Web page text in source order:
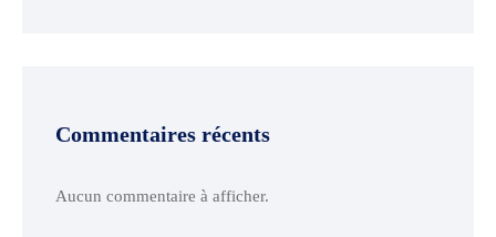
Commentaires récents
Aucun commentaire à afficher.